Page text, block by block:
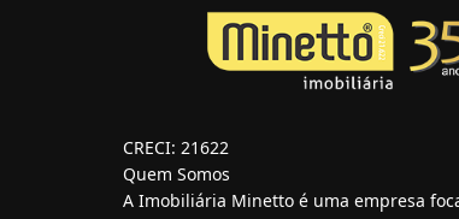
CRECI: 21622
Quem Somos
A Imobiliária Minetto é uma empresa